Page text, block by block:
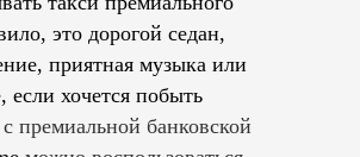
это дорогой седан,
приятная музыка или
если хочется побыть
премиальной банковской